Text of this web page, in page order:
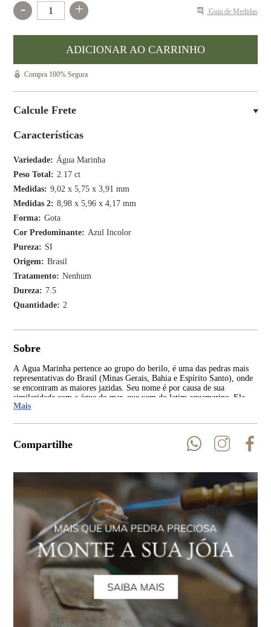
Características
Variedade
Água Marinha
Peso Total
2.17 ct
Medidas
9,02 x 5,75 x 3,91 mm
Medidas 2
8,98 x 5,96 x 4,17 mm
Forma
Gota
Cor Predominante
Azul Incolor
Pureza
SI
Origem
Brasil
Tratamento
Nenhum
Dureza
7.5
Quantidade
2
Sobre
A Água Marinha pertence ao grupo do berilo, é uma das pedras mais
representativas do Brasil (Minas Gerais, Bahia e Espírito Santo), onde
se encontram as maiores jazidas. Seu nome é por causa de sua
similaridade com a água do mar, que vem do latim aquamarine. Ela
está presente em todos os continentes.
Mais
Compartilhe
- + Guia de Medidas
Compra 100% Segura
Calcule Frete